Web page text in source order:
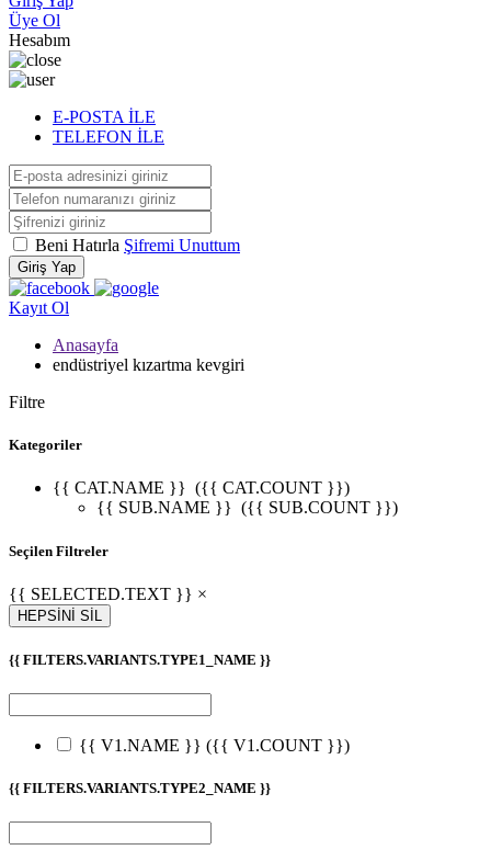
Üye Ol
Hesabım
E-POSTA İLE
TELEFON İLE
Beni Hatırla Şifremi Unuttum
Giriş Yap
Kayıt Ol
Anasayfa
endüstriyel kızartma kevgiri
Filtre
Kategoriler
{{ CAT.NAME }} ({{ CAT.COUNT }})
{{ SUB.NAME }} ({{ SUB.COUNT }})
Seçilen Filtreler
{{ SELECTED.TEXT }} ×
HEPSİNİ SİL
{{ FILTERS.VARIANTS.TYPE1_NAME }}
{{ V1.NAME }} ({{ V1.COUNT }})
{{ FILTERS.VARIANTS.TYPE2_NAME }}